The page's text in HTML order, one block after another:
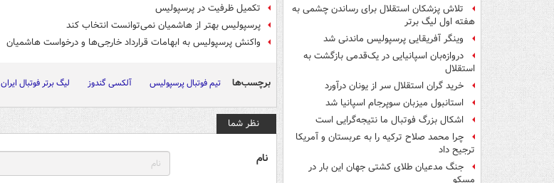
تلاش پزشکان استقلال برای رساندن چشمی به
هفته اول لیگ برتر
وینگر آفریقایی پرسپولیس ماندنی شد
دروازه‌بان اسپانیایی در یک‌قدمی بازگشت به
استقلال
خرید گران استقلال سر از یونان درآورد
استانبول میزبان سوپرجام اسپانیا شد
اشکال بزرگ فوتبال ما نتیجه‌گرایی است
چرا محمد صلاح ترکیه را به عربستان و آمریکا
ترجیح داد
جنگ مدعیان طلای کشتی جهان این بار در
مسکو
تکمیل ظرفیت در پرسپولیس
پرسپولیس بهتر از هاشمیان نمی‌توانست انتخاب کند
واکنش پرسپولیس به ابهامات قرارداد خارجی‌ها و درخواست هاشمیان
برچسب‌ها تیم فوتبال پرسپولیس آلکسی گندوز لیگ برتر فوتبال ایران
نظر شما
نام